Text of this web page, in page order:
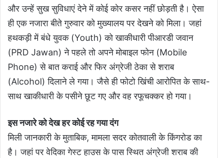
और उन्हें सुख सुविधाएं देने में कोई कोर कसर नहीं छोड़ती है। ऐसा
ही एक नजारा बीते गुरुवार को मुख्यालय पर देखने को मिला। जहां
हथकड़ी में बंधे युवक (Youth) को खाकीधारी पीआरडी जवान
(PRD Jawan) ने पहले तो अपने मोबाइल फोन (Mobile
Phone) से बात कराई और फिर अंग्रेजी ठेका से शराब
(Alcohol) दिलाने ले गया। जैसे ही फोटो खिंची आरोपित के साथ-
साथ खाकीधारी के पसीने छूट गए और वह रफूचक्कर हो गया।
इस नजारे को देख हर कोई रह गया दंग
मिली जानकारी के मुताबिक, मामला सदर कोतवाली के किंगरोड का
है। जहां पर वेदिका गेस्ट हाउस के पास स्थित अंग्रेजी शराब की